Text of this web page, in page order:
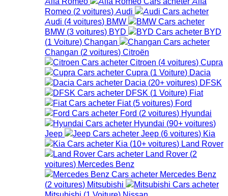
Romeo (2 voitures) Audi
Audi (4 voitures) BMW
BMW (3 voitures) BYD
BYD
(1 Voiture) Changan
Changan (2 voitures) Citroën
Citroen (4 voitures) Cupra
Cupra (1 Voiture) Dacia
Dacia (20+ voitures) DFSK
DFSK (1 Voiture) Fiat
Fiat (5 voitures) Ford
Ford (2 voitures) Hyundai
Hyundai (90+ voitures)
Jeep
Jeep (6 voitures) Kia
Kia (10+ voitures) Land Rover
Land Rover (2
voitures) Mercedes Benz
Mercedes Benz
(2 voitures) Mitsubishi